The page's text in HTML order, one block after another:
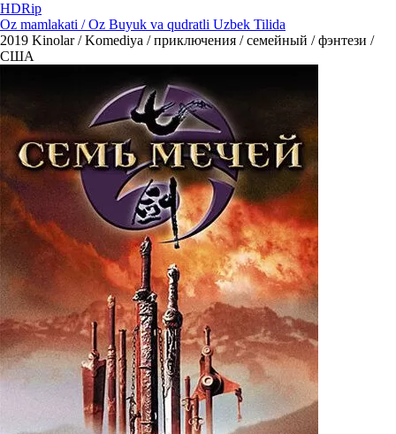
HDRip
Oz mamlakati / Oz Buyuk va qudratli Uzbek Tilida
2019 Kinolar / Komediya / приключения / семейный / фэнтези /
США